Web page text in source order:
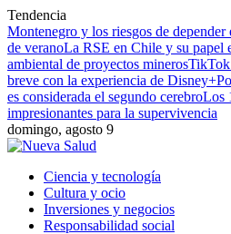
Tendencia
Montenegro y los riesgos de
de veranoLa RSE en Chile y su papel
ambiental de proyectos mineros
breve con la experiencia de Disney+
es considerada el segundo cerebroLos
impresionantes para la supervivencia
domingo, agosto 9
Ciencia y tecnología
Cultura y ocio
Inversiones y negocios
Responsabilidad social